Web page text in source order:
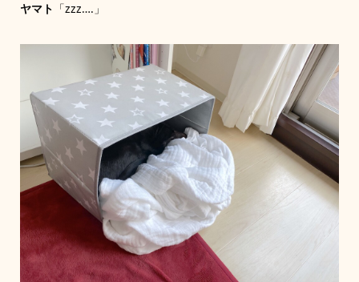
ヤマト 「zzz….」